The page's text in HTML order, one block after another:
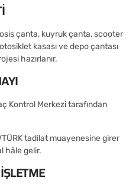
çanta, kuyruk çanta, scooter
kasası ve depo çantası
hazırlanır.
Kontrol Merkezi tarafından
tadilat muayenesine girer
hâle gelir.